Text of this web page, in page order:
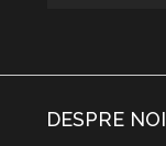
DESPRE NOI